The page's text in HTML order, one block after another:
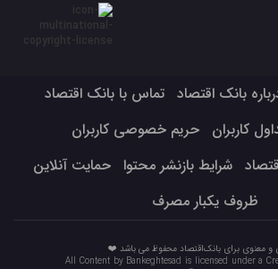
بانک اقتصاد
تماس با بانک اقتصاد
کاربران
حریم خصوصی کاربران
شرایط بازنشر محتوا
حمایت آنلاین
ظروف یکبار مصرف
و معنوی برای بانک‌اقتصاد محفوظ می باشد ❤️
All Content by Bankeghtesad is licensed under a